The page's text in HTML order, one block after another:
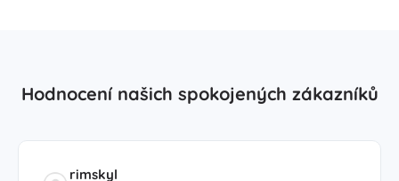
Hodnocení našich spokojených zákazníků
rimskyl